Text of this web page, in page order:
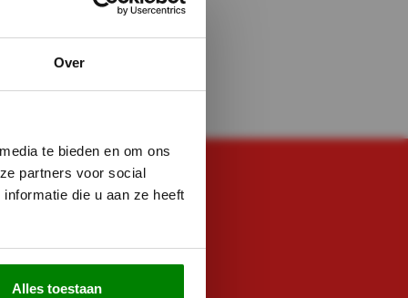
Over
te bieden en om ons
partners voor social
die u aan ze heeft
Alles toestaan
NOG VRAGEN?
ons
333 8482
met ons